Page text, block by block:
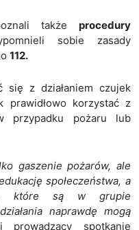
także procedury
sobie zasady
112.
się z działaniem czujek
korzystać z
przypadku pożaru lub
gaszenie pożarów, ale
społeczeństwa, a
które są w grupie
naprawdę mogą
spotkanie